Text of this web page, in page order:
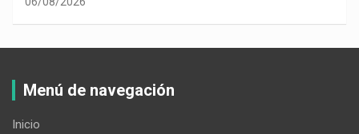
Menú de navegación
Inicio